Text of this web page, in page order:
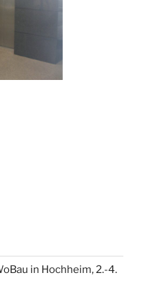
in Hochheim, 2.-4.